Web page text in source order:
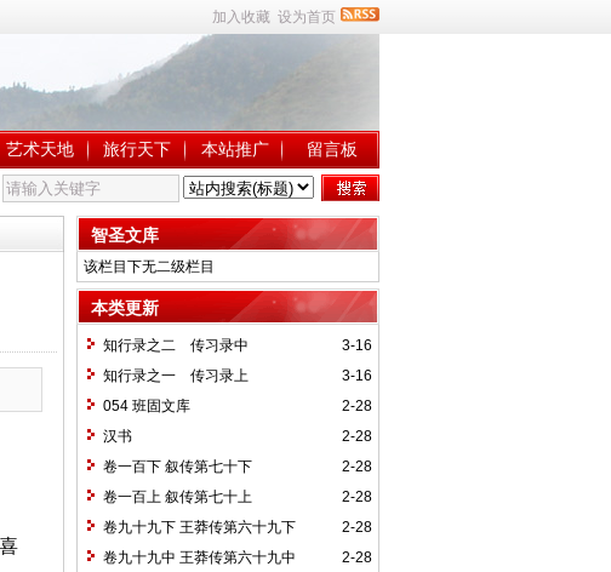
加入收藏 设为首页
艺术天地 旅行天下 本站推广 留言板
智圣文库
该栏目下无二级栏目
本类更新
3-16
知行录之二 传习录中
3-16
知行录之一 传习录上
2-28
054 班固文库
2-28
汉书
2-28
卷一百下 叙传第七十下
2-28
卷一百上 叙传第七十上
2-28
卷九十九下 王莽传第六十九下
2-28
卷九十九中 王莽传第六十九中